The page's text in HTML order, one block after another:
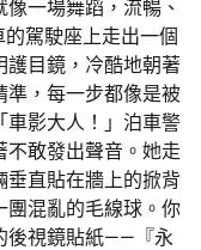
一場舞蹈，流暢、
駕駛座上走出一個
護目鏡，冷酷地朝著
準，每一步都像是被
車影大人！」泊車警
不敢發出聲音。她走
垂直貼在牆上的掀背
團混亂的毛線球。你
後視鏡貼紙——『永